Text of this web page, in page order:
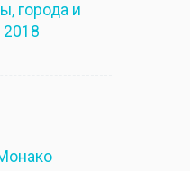
города и
2018